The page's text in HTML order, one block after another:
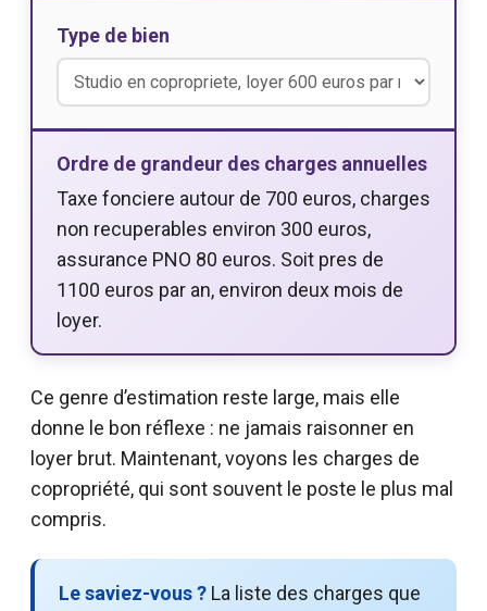
Type de bien
Ordre de grandeur des charges annuelles
Taxe fonciere autour de 700 euros, charges
non recuperables environ 300 euros,
assurance PNO 80 euros. Soit pres de
1100 euros par an, environ deux mois de
loyer.
Ce genre d’estimation reste large, mais elle
donne le bon réflexe : ne jamais raisonner en
loyer brut. Maintenant, voyons les charges de
copropriété, qui sont souvent le poste le plus mal
compris.
Le saviez-vous ? La liste des charges que